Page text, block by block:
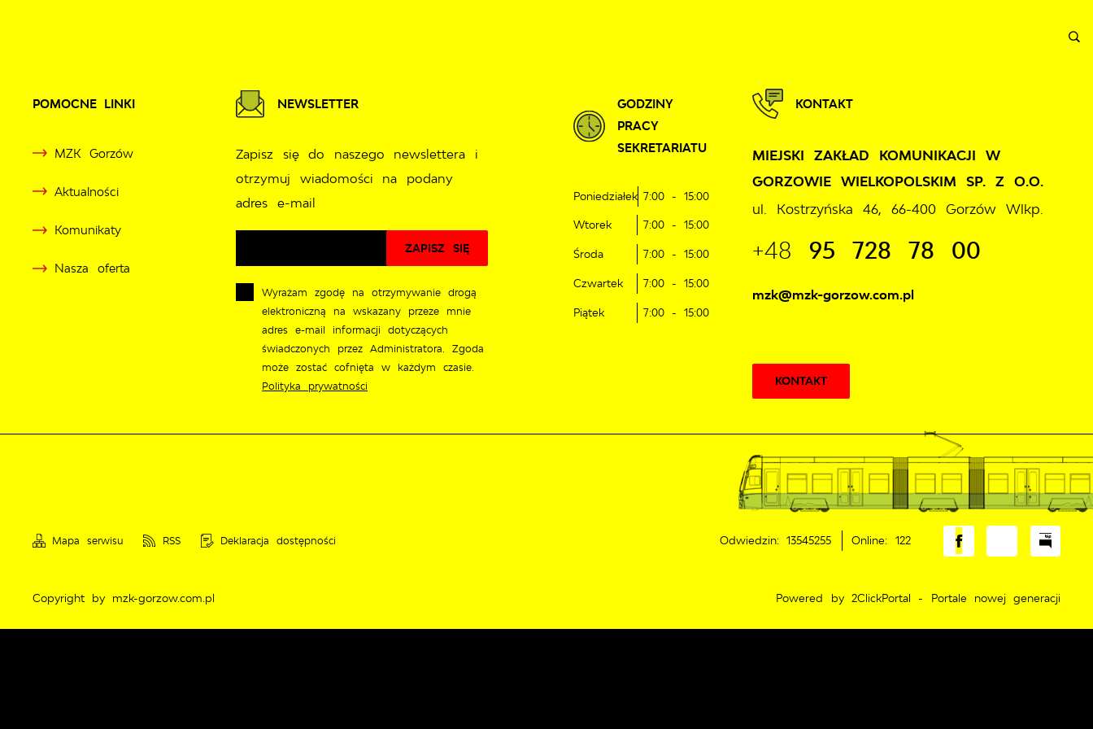
POMOCNE LINKI
MZK Gorzów
Aktualności
Komunikaty
Nasza oferta
NEWSLETTER
Zapisz się do naszego newslettera i
otrzymuj wiadomości na podany
adres e-mail
Wyrażam zgodę na otrzymywanie drogą
elektroniczną na wskazany przeze mnie
adres e-mail informacji dotyczących
świadczonych przez Administratora. Zgoda
może zostać cofnięta w każdym czasie.
Polityka prywatności
GODZINY
PRACY
SEKRETARIATU
Poniedziałek 7:00 - 15:00
Wtorek 7:00 - 15:00
Środa 7:00 - 15:00
Czwartek 7:00 - 15:00
Piątek 7:00 - 15:00
KONTAKT
MIEJSKI ZAKŁAD KOMUNIKACJI W
GORZOWIE WIELKOPOLSKIM SP. Z O.O.
ul. Kostrzyńska 46, 66-400 Gorzów Wlkp.
+48 95 728 78 00
mzk@mzk-gorzow.com.pl
KONTAKT
Mapa serwisu RSS Deklaracja dostępności Odwiedzin: 13545255 Online: 122
Copyright by mzk-gorzow.com.pl Powered by2ClickPortal - Portale nowej generacji